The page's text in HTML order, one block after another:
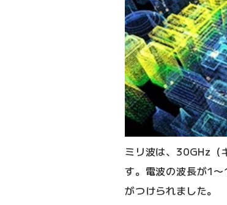
ミリ波は、30GHz（
す。電波の波長が1
がつけられました。